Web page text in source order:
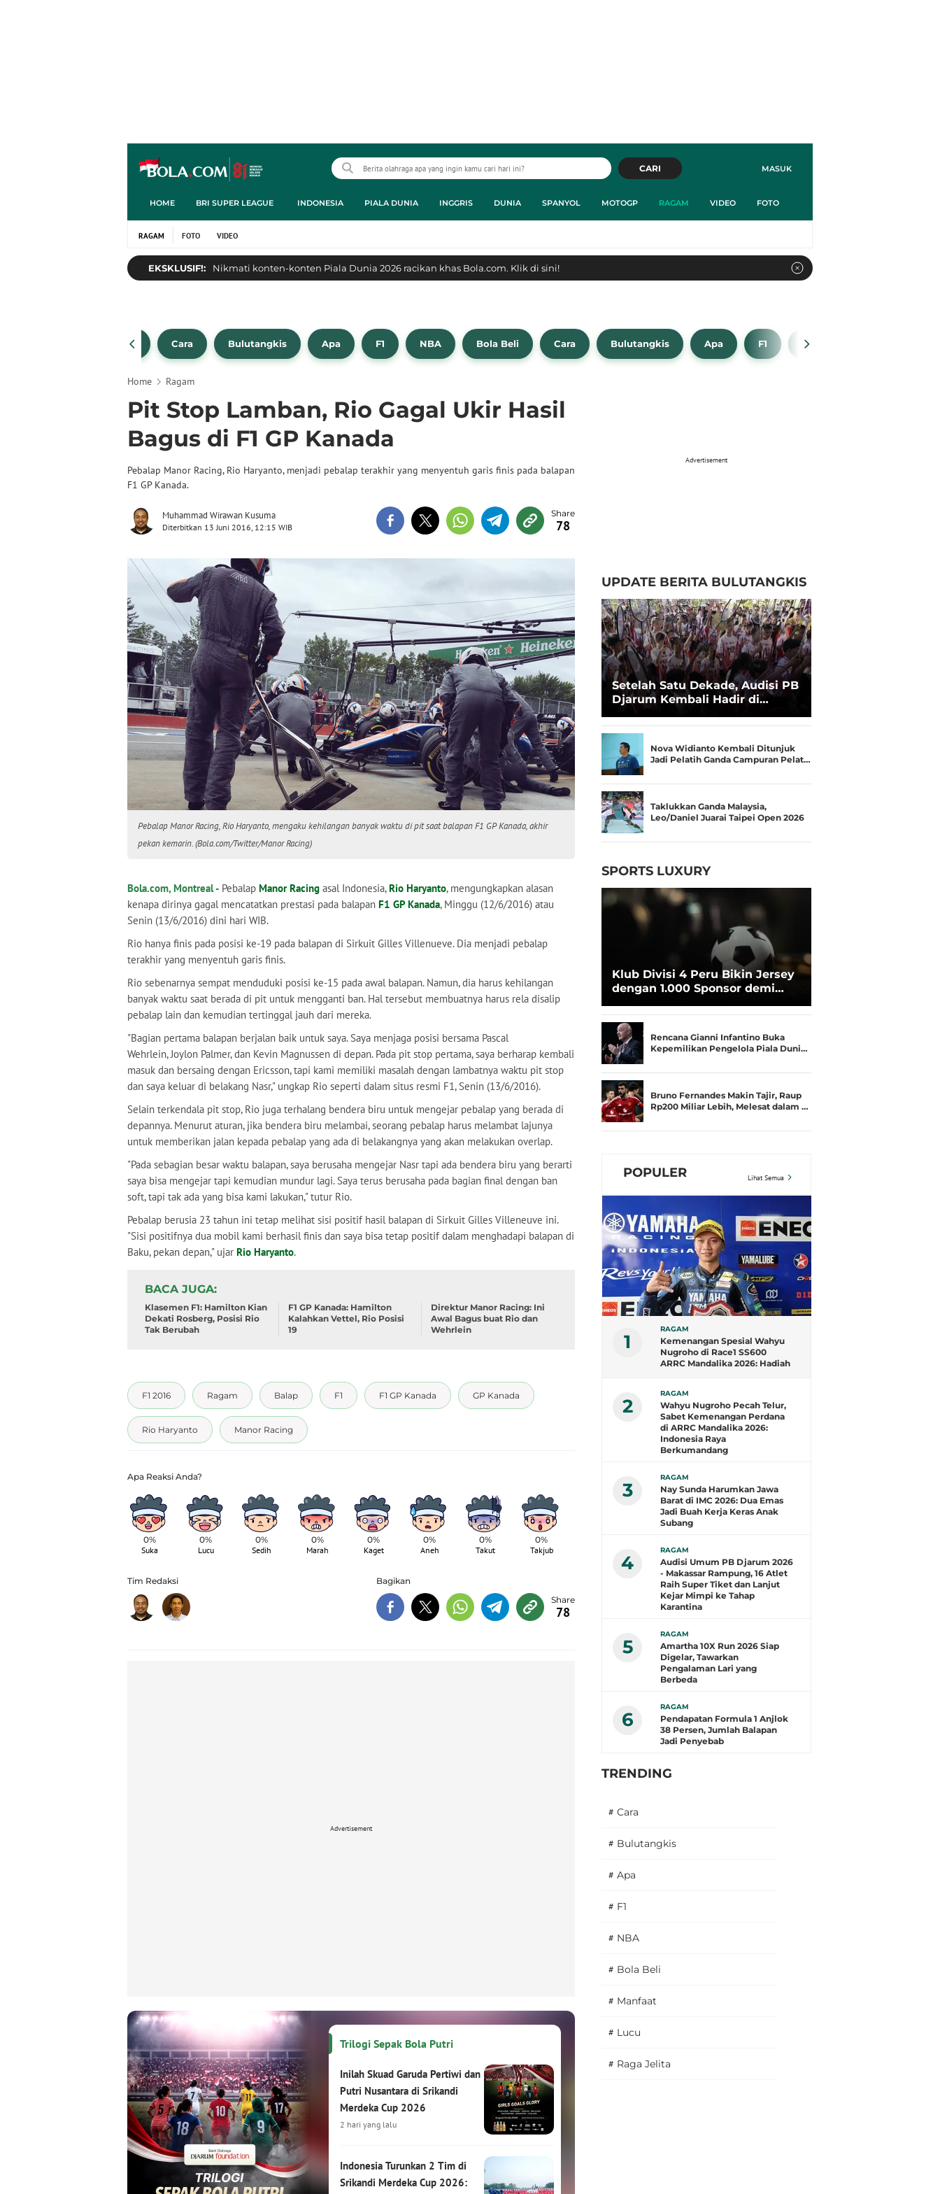
MASUK
CARI
HOME BRI SUPER LEAGUE INDONESIA PIALA DUNIA INGGRIS DUNIA SPANYOL MOTOGP RAGAM VIDEO FOTO
RAGAM FOTO VIDEO
EKSKLUSIF!: Nikmati konten-konten Piala Dunia 2026 racikan khas Bola.com. Klik di sini!
Bola Beli Cara Bulutangkis Apa F1 NBA Bola Beli Cara Bulutangkis Apa F1 NBA
Home Ragam
Pit Stop Lamban, Rio Gagal Ukir Hasil
Bagus di F1 GP Kanada
Pebalap Manor Racing, Rio Haryanto, menjadi pebalap terakhir yang menyentuh garis finis pada balapan
F1 GP Kanada.
Muhammad Wirawan Kusuma
Diterbitkan 13 Juni 2016, 12:15 WIB 78
Pebalap Manor Racing, Rio Haryanto, mengaku kehilangan banyak waktu di pit saat balapan F1 GP Kanada, akhir
pekan kemarin. (Bola.com/Twitter/Manor Racing)
Bola.com, Montreal - Pebalap Manor Racing asal Indonesia,Rio Haryanto, mengungkapkan alasan
kenapa dirinya gagal mencatatkan prestasi pada balapan F1 GP Kanada, Minggu (12/6/2016) atau
Senin (13/6/2016) dini hari WIB.
Rio hanya finis pada posisi ke-19 pada balapan di Sirkuit Gilles Villenueve. Dia menjadi pebalap
terakhir yang menyentuh garis finis.
Rio sebenarnya sempat menduduki posisi ke-15 pada awal balapan. Namun, dia harus kehilangan
banyak waktu saat berada di pit untuk mengganti ban. Hal tersebut membuatnya harus rela disalip
pebalap lain dan kemudian tertinggal jauh dari mereka.
"Bagian pertama balapan berjalan baik untuk saya. Saya menjaga posisi bersama Pascal
Wehrlein, Joylon Palmer, dan Kevin Magnussen di depan. Pada pit stop pertama, saya berharap kembali
masuk dan bersaing dengan Ericsson, tapi kami memiliki masalah dengan lambatnya waktu pit stop
dan saya keluar di belakang Nasr," ungkap Rio seperti dalam situs resmi F1, Senin (13/6/2016).
Selain terkendala pit stop, Rio juga terhalang bendera biru untuk mengejar pebalap yang berada di
depannya. Menurut aturan, jika bendera biru melambai, seorang pebalap harus melambat lajunya
untuk memberikan jalan kepada pebalap yang ada di belakangnya yang akan melakukan overlap.
"Pada sebagian besar waktu balapan, saya berusaha mengejar Nasr tapi ada bendera biru yang berarti
saya bisa mengejar tapi kemudian mundur lagi. Saya terus berusaha pada bagian final dengan ban
soft, tapi tak ada yang bisa kami lakukan," tutur Rio.
Pebalap berusia 23 tahun ini tetap melihat sisi positif hasil balapan di Sirkuit Gilles Villeneuve ini.
"Sisi positifnya dua mobil kami berhasil finis dan saya bisa tetap positif dalam menghadapi balapan di
Baku, pekan depan," ujar Rio Haryanto.
BACA JUGA
Klasemen F1: Hamilton Kian
Dekati Rosberg, Posisi Rio
Tak Berubah
F1 GP Kanada: Hamilton
Kalahkan Vettel, Rio Posisi
19
Direktur Manor Racing: Ini
Awal Bagus buat Rio dan
Wehrlein
F1 2016 Ragam Balap F1 F1 GP Kanada GP Kanada
Rio Haryanto Manor Racing
0%
Suka
0%
Lucu
0%
Sedih
0%
Marah
0%
Kaget
0%
Aneh
0%
Takut
0%
Takjub
Tim Redaksi Bagikan
78
Advertisement
Trilogi Sepak Bola Putri
Inilah Skuad Garuda Pertiwi dan
Putri Nusantara di Srikandi
Merdeka Cup 2026
2 hari yang lalu
Indonesia Turunkan 2 Tim di
Srikandi Merdeka Cup 2026:
Advertisement
UPDATE BERITA BULUTANGKIS
Setelah Satu Dekade, Audisi PB
Djarum Kembali Hadir di
Talenta Super
Nova Widianto Kembali Ditunjuk
Jadi Pelatih Ganda Campuran Pelat…
Taklukkan Ganda Malaysia,
Leo/Daniel Juarai Taipei Open 2026
SPORTS LUXURY
Klub Divisi 4 Peru Bikin Jersey
dengan 1.000 Sponsor demi
Rencana Gianni Infantino Buka
Kepemilikan Pengelola Piala Duni…
Bruno Fernandes Makin Tajir, Raup
Rp200 Miliar Lebih, Melesat dalam …
POPULER Lihat Semua
1
RAGAM
Kemenangan Spesial Wahyu
Nugroho di Race1 SS600
ARRC Mandalika 2026: Hadiah
Sang Kakak
2
RAGAM
Wahyu Nugroho Pecah Telur,
Sabet Kemenangan Perdana
di ARRC Mandalika 2026:
Indonesia Raya
Berkumandang
3
RAGAM
Nay Sunda Harumkan Jawa
Barat di IMC 2026: Dua Emas
Jadi Buah Kerja Keras Anak
Subang
4
RAGAM
Audisi Umum PB Djarum 2026
- Makassar Rampung, 16 Atlet
Raih Super Tiket dan Lanjut
Kejar Mimpi ke Tahap
Karantina
5
RAGAM
Amartha 10X Run 2026 Siap
Digelar, Tawarkan
Pengalaman Lari yang
Berbeda
6
RAGAM
Pendapatan Formula 1 Anjlok
38 Persen, Jumlah Balapan
Jadi Penyebab
TRENDING
# Cara
# Bulutangkis
# Apa
# F1
# NBA
# Bola Beli
# Manfaat
# Lucu
# Raga Jelita